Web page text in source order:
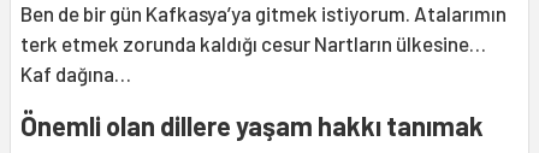
Ben de bir gün Kafkasya’ya gitmek istiyorum. Atalarımın
terk etmek zorunda kaldığı cesur Nartların ülkesine…
Kaf dağına…
Önemli olan dillere yaşam hakkı tanımak